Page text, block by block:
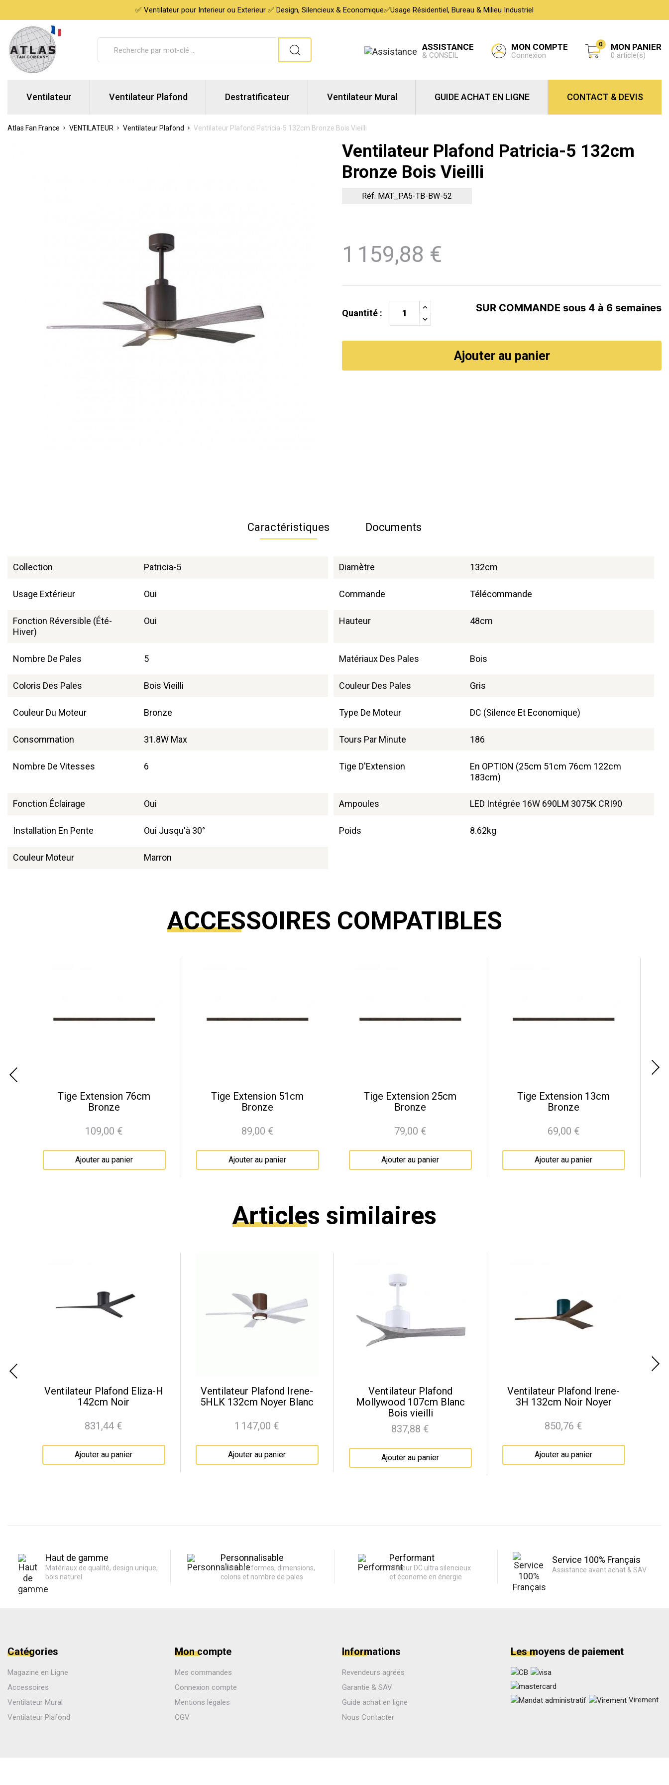
✅ Ventilateur pour Interieur ou Exterieur ✅ Design, Silencieux & Economique✅Usage Résidentiel, Bureau & Milieu Industriel
ASSISTANCE
& CONSEIL
MON COMPTE
Connexion
0 MON PANIER
0 article(s)
Ventilateur Ventilateur Plafond Destratificateur Ventilateur Mural GUIDE ACHAT EN LIGNE CONTACT & DEVIS
Atlas Fan France VENTILATEUR Ventilateur Plafond Ventilateur Plafond Patricia-5 132cm Bronze Bois Vieilli
Ventilateur Plafond Patricia-5 132cm
Bronze Bois Vieilli
Réf. MAT_PA5-TB-BW-52
1 159,88 €
Quantité : SUR COMMANDE sous 4 à 6 semaines
Ajouter au panier
Caractéristiques
Collection Patricia-5 Diamètre 132cm
Usage Extérieur Oui Commande Télécommande
Fonction Réversible (été-
Hiver)
Oui Hauteur 48cm
Nombre De Pales 5 Matériaux Des Pales Bois
Coloris Des Pales Bois Vieilli Couleur Des Pales Gris
Couleur Du Moteur Bronze Type De Moteur DC (Silence Et Economique)
Consommation 31.8W Max Tours Par Minute 186
Nombre De Vitesses 6 Tige D'Extension
En OPTION (25cm 51cm 76cm 122cm
183cm)
Fonction Éclairage Oui Ampoules LED Intégrée 16W 690LM 3075K CRI90
Installation En Pente Oui Jusqu'à 30° Poids 8.62kg
Couleur Moteur Marron
Documents
ACCESSOIRES COMPATIBLES
Tige Extension 76cm
Bronze
Prix
109,00 €
Ajouter au panier
Tige Extension 51cm
Bronze
Prix
89,00 €
Ajouter au panier
Tige Extension 25cm
Bronze
Prix
79,00 €
Ajouter au panier
Tige Extension 13cm
Bronze
Prix
69,00 €
Ajouter au panier
Articles similaires
Ventilateur Plafond Eliza-H
142cm Noir
Prix
831,44 €
Ajouter au panier
Ventilateur Plafond Irene-
5HLK 132cm Noyer Blanc
Prix
1 147,00 €
Ajouter au panier
Ventilateur Plafond
Mollywood 107cm Blanc
Bois vieilli
Prix
837,88 €
Ajouter au panier
Ventilateur Plafond Irene-
3H 132cm Noir Noyer
Prix
850,76 €
Ajouter au panier
Haut de gamme
Matériaux de qualité, design unique,
bois naturel
Personnalisable
Plusieurs formes, dimensions,
coloris et nombre de pales
Performant
Moteur DC ultra silencieux
et économe en énergie
Service 100% Français
Assistance avant achat & SAV
Catégories
Magazine en Ligne
Accessoires
Ventilateur Mural
Ventilateur Plafond
Mon compte
Mes commandes
Connexion compte
Mentions légales
CGV
Informations
Revendeurs agréés
Garantie & SAV
Guide achat en ligne
Nous Contacter
Les moyens de paiement
Virement